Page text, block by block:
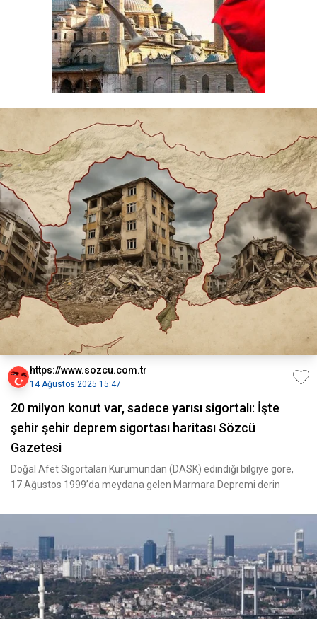
https://www.sozcu.com.tr
14 Ağustos 2025 15:47
20 milyon konut var, sadece yarısı sigortalı: İşte
şehir şehir deprem sigortası haritası Sözcü
Gazetesi
Doğal Afet Sigortaları Kurumundan (DASK) edindiği bilgiye göre,
17 Ağustos 1999’da meydana gelen Marmara Depremi derin